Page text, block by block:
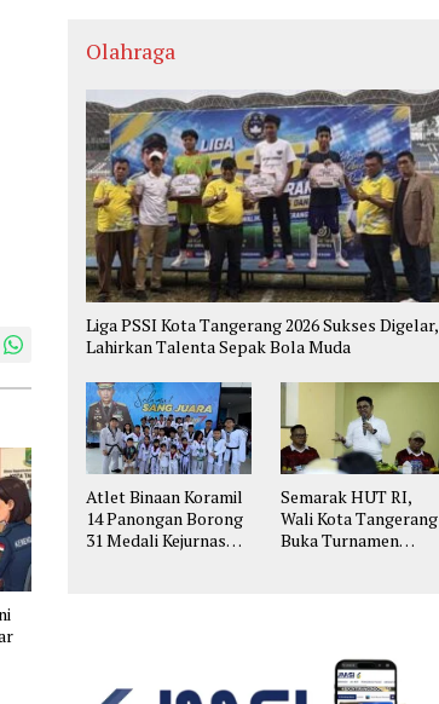
Olahraga
Liga PSSI Kota Tangerang 2026 Sukses Digelar,
Lahirkan Talenta Sepak Bola Muda
Atlet Binaan Koramil
14 Panongan Borong
31 Medali Kejurnas
Semarak HUT RI,
Wali Kota Tangerang
Buka Turnamen